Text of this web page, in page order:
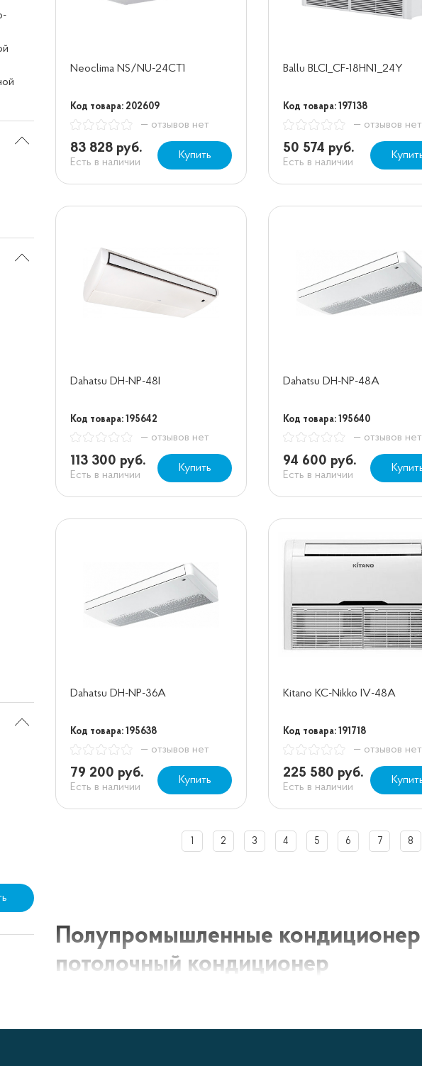
Neoclima NS/NU-24CT1
Код товара: 202609
— отзывов нет
83 828 руб.
Есть в наличии
Купить
Ballu BLCI_CF-18HN1_24Y
Код товара: 197138
— отзывов нет
50 574 руб.
Есть в наличии
Dahatsu DH-NP-48I
Код товара: 195642
— отзывов нет
113 300 руб.
Есть в наличии
Купить
Dahatsu DH-NP-48A
Код товара: 195640
— отзывов нет
94 600 руб.
Есть в наличии
Dahatsu DH-NP-36A
Код товара: 195638
— отзывов нет
79 200 руб.
Есть в наличии
Купить
Kitano KC-Nikko IV-48A
Код товара: 191718
— отзывов нет
225 580 руб.
Есть в наличии
2 3 4 5 6 7 8
Полупромышленные
потолочный кондиционер
предназначены для использования в крупных помещениях, таких